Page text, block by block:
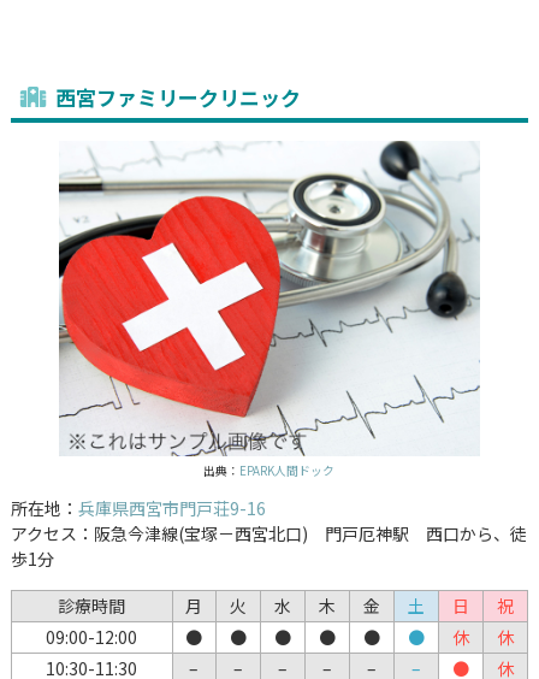
西宮ファミリークリニック
出典： EPARK人間ドック
所在地： 兵庫県西宮市門戸荘9-16
アクセス：阪急今津線(宝塚－西宮北口) 門戸厄神駅 西口から、徒
歩1分
診療時間
月 火 水 木 金 土 日
祝
09:00-12:00
● ● ● ● ● ● 休
休
10:30-11:30
– – – – – – ● 休